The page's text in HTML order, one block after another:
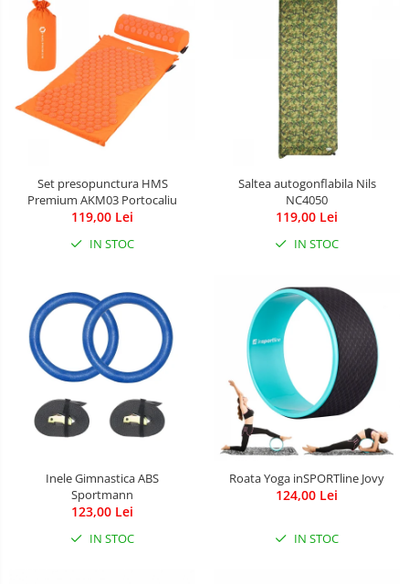
Set presopunctura HMS
Premium AKM03 Portocaliu
119,00 Lei
IN STOC
Saltea autogonflabila Nils
NC4050
119,00 Lei
IN STOC
Inele Gimnastica ABS
Sportmann
123,00 Lei
IN STOC
Roata Yoga inSPORTline Jovy
124,00 Lei
IN STOC